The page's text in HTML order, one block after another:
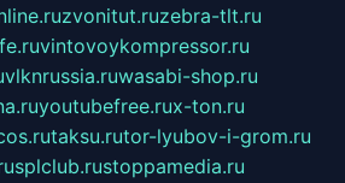
zvonitut.ruzebra-tlt.ru
vintovoykompressor.ru
vlknrussia.ruwasabi-shop.ru
youtubefree.rux-ton.ru
taksu.rutor-lyubov-i-grom.ru
splclub.rustoppamedia.ru